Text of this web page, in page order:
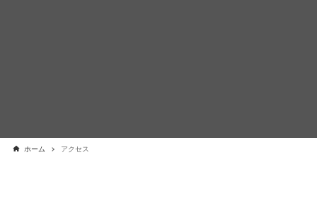
ホーム アクセス